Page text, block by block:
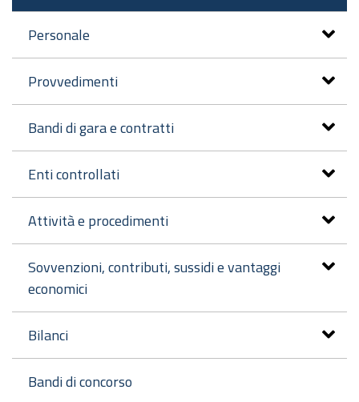
Personale
Provvedimenti
Bandi di gara e contratti
Enti controllati
Attività e procedimenti
Sovvenzioni, contributi, sussidi e vantaggi
economici
Bilanci
Bandi di concorso